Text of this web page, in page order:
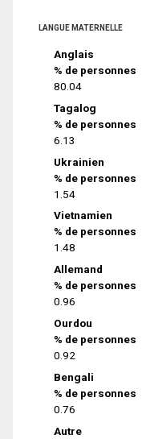
LANGUE MATERNELLE
Anglais
% de personnes
80.04
Tagalog
% de personnes
6.13
Ukrainien
% de personnes
1.54
Vietnamien
% de personnes
1.48
Allemand
% de personnes
0.96
Ourdou
% de personnes
0.92
Bengali
% de personnes
0.76
Autre